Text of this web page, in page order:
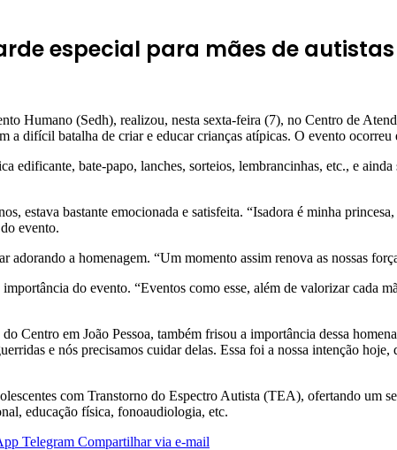
especial para mães de autistas
Humano (Sedh), realizou, nesta sexta-feira (7), no Centro de
a difícil batalha de criar e educar crianças atípicas. O evento
bate-papo, lanches, sorteios, lembrancinhas, etc., e ainda
estava bastante emocionada e satisfeita. “Isadora é minha
evento.
a homenagem. “Um momento assim renova as nossas
do evento. “Eventos como esse, além de valorizar cada
Centro em João Pessoa, também frisou a importância dessa
e nós precisamos cuidar delas. Essa foi a nossa intenção
com Transtorno do Espectro Autista (TEA), ofertando um
educação física, fonoaudiologia, etc.
Telegram Compartilhar via e-mail